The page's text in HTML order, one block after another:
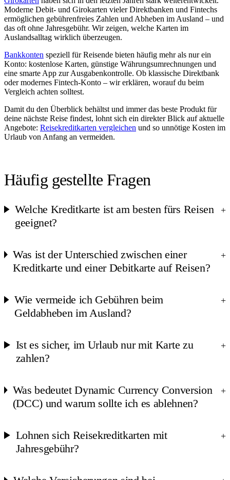
Moderne Debit- und Girokarten vieler Direktbanken und Fintechs
ermöglichen gebührenfreies Zahlen und Abheben im Ausland – und
das oft ohne Jahresgebühr. Wir zeigen, welche Karten im
Auslandsalltag wirklich überzeugen.
Bankkonten speziell für Reisende bieten häufig mehr als nur ein
Konto: kostenlose Karten, günstige Währungsumrechnungen und
eine smarte App zur Ausgabenkontrolle. Ob klassische Direktbank
oder modernes Fintech-Konto – wir erklären, worauf du beim
Vergleich achten solltest.
Damit du den Überblick behältst und immer das beste Produkt für
deine nächste Reise findest, lohnt sich ein direkter Blick auf aktuelle
Angebote: Reisekreditkarten vergleichen und so unnötige Kosten im
Urlaub von Anfang an vermeiden.
Häufig gestellte Fragen
Welche Kreditkarte ist am besten fürs Reisen
geeignet?
+
Was ist der Unterschied zwischen einer
Kreditkarte und einer Debitkarte auf Reisen?
+
Wie vermeide ich Gebühren beim
Geldabheben im Ausland?
+
Ist es sicher, im Urlaub nur mit Karte zu
zahlen?
+
Was bedeutet Dynamic Currency Conversion
(DCC) und warum sollte ich es ablehnen?
+
Lohnen sich Reisekreditkarten mit
Jahresgebühr?
+